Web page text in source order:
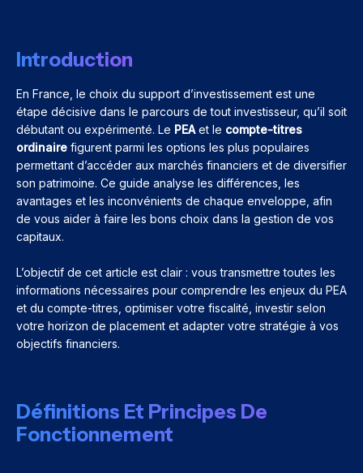
Introduction
En France, le choix du support d’investissement est une
étape décisive dans le parcours de tout investisseur, qu’il soit
débutant ou expérimenté. Le PEAet le compte-titres
ordinaire figurent parmi les options les plus populaires
permettant d’accéder aux marchés financiers et de diversifier
son patrimoine. Ce guide analyse les différences, les
avantages et les inconvénients de chaque enveloppe, afin
de vous aider à faire les bons choix dans la gestion de vos
capitaux.
L’objectif de cet article est clair : vous transmettre toutes les
informations nécessaires pour comprendre les enjeux du PEA
et du compte-titres, optimiser votre fiscalité, investir selon
votre horizon de placement et adapter votre stratégie à vos
objectifs financiers.
Définitions Et Principes De
Fonctionnement